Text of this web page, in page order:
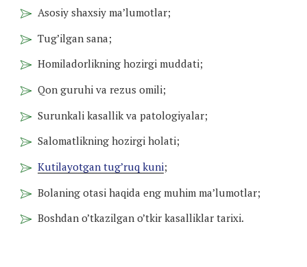
Asosiy shaxsiy ma’lumotlar;
Tug’ilgan sana;
Homiladorlikning hozirgi muddati;
Qon guruhi va rezus omili;
Surunkali kasallik va patologiyalar;
Salomatlikning hozirgi holati;
Kutilayotgan tug’ruq kuni;
Bolaning otasi haqida eng muhim ma’lumotlar;
Boshdan o’tkazilgan o’tkir kasalliklar tarixi.